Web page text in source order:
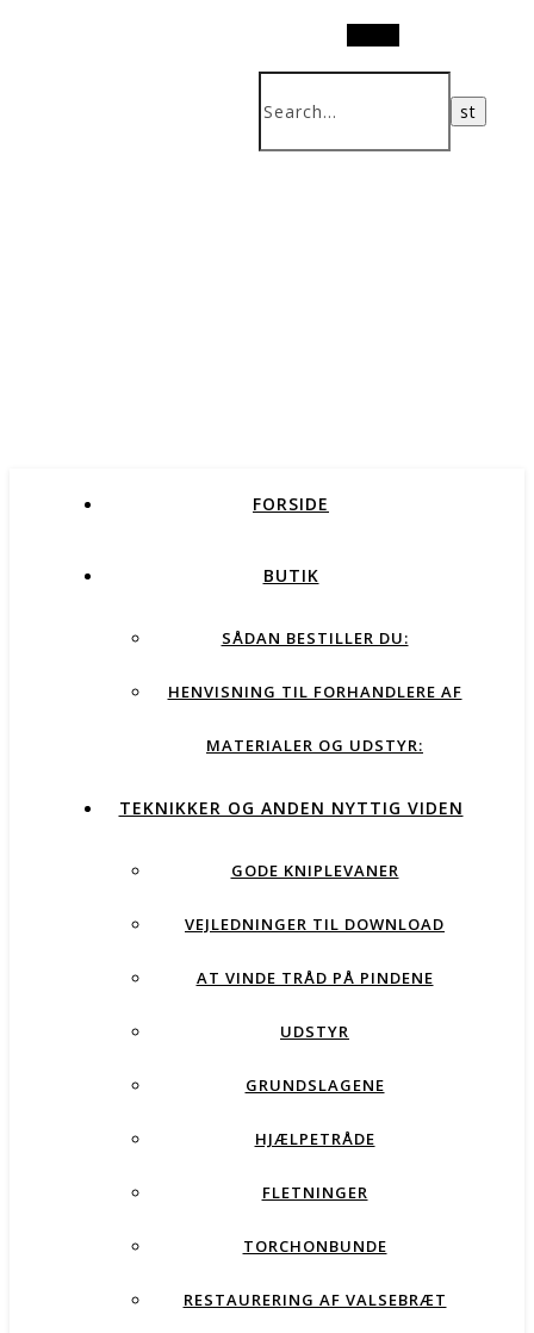
FORSIDE
BUTIK
SÅDAN BESTILLER DU:
HENVISNING TIL FORHANDLERE AF
MATERIALER OG UDSTYR:
TEKNIKKER OG ANDEN NYTTIG VIDEN
GODE KNIPLEVANER
VEJLEDNINGER TIL DOWNLOAD
AT VINDE TRÅD PÅ PINDENE
UDSTYR
GRUNDSLAGENE
HJÆLPETRÅDE
FLETNINGER
TORCHONBUNDE
RESTAURERING AF VALSEBRÆT